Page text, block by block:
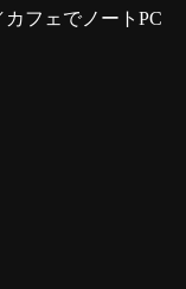
カフェでノートPC